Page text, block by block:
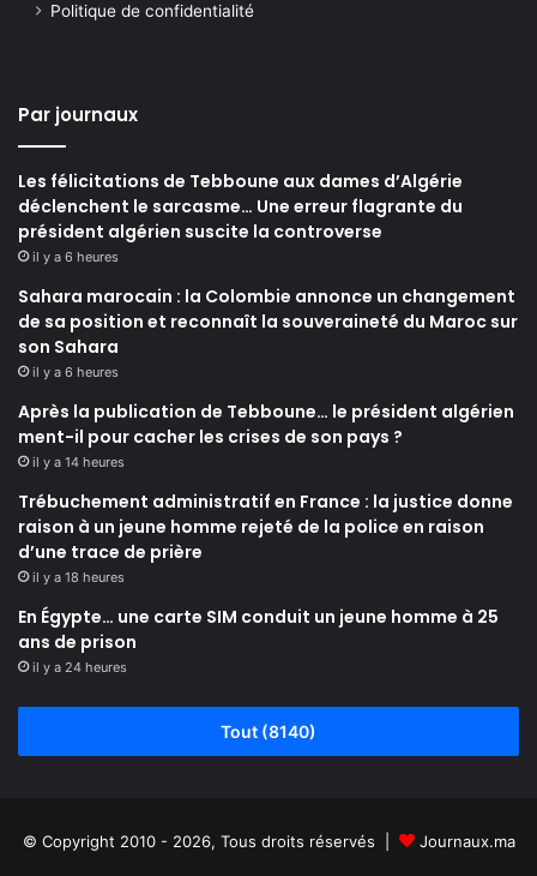
Politique de confidentialité
Par journaux
Les félicitations de Tebboune aux dames d’Algérie
déclenchent le sarcasme… Une erreur flagrante du
président algérien suscite la controverse
il y a 6 heures
Sahara marocain : la Colombie annonce un changement
de sa position et reconnaît la souveraineté du Maroc sur
son Sahara
il y a 6 heures
Après la publication de Tebboune… le président algérien
ment-il pour cacher les crises de son pays ?
il y a 14 heures
Trébuchement administratif en France : la justice donne
raison à un jeune homme rejeté de la police en raison
d’une trace de prière
il y a 18 heures
En Égypte… une carte SIM conduit un jeune homme à 25
ans de prison
il y a 24 heures
Tout (8140)
© Copyright 2010 - 2026, Tous droits réservés | Journaux.ma